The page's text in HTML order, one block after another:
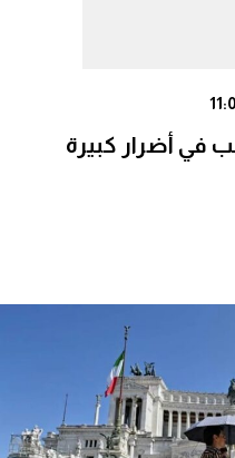
في أضرار كبيرة